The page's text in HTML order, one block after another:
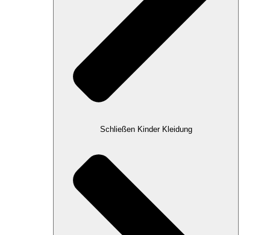
Schließen Kinder Kleidung